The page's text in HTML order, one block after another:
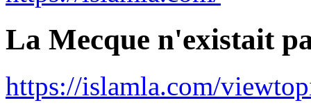
La Mecque n'existait
https://islamla.com/